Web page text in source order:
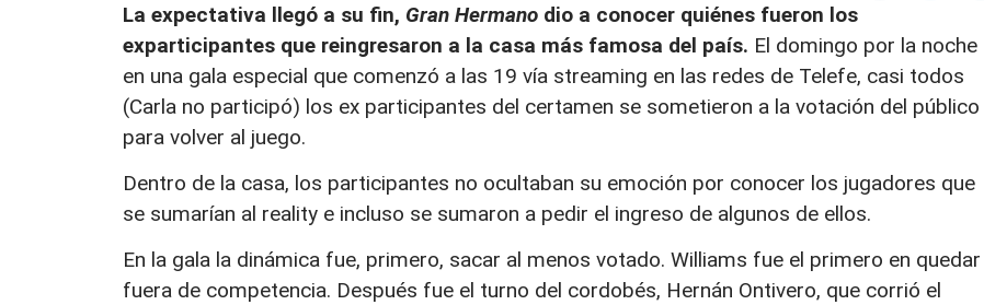
La expectativa llegó a su fin, Gran Hermano dio a conocer quiénes fueron los
exparticipantes que reingresaron a la casa más famosa del país. El domingo por la noche
en una gala especial que comenzó a las 19 vía streaming en las redes de Telefe, casi todos
(Carla no participó) los ex participantes del certamen se sometieron a la votación del público
para volver al juego.
Dentro de la casa, los participantes no ocultaban su emoción por conocer los jugadores que
se sumarían al reality e incluso se sumaron a pedir el ingreso de algunos de ellos.
En la gala la dinámica fue, primero, sacar al menos votado. Williams fue el primero en quedar
fuera de competencia. Después fue el turno del cordobés, Hernán Ontivero, que corrió el